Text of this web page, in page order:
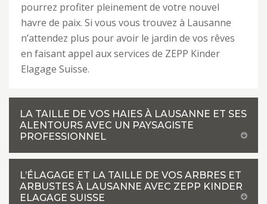
pourrez profiter pleinement de votre nouvel
havre de paix. Si vous vous trouvez à Lausanne
n’attendez plus pour avoir le jardin de vos rêves
en faisant appel aux services de ZEPP Kinder
Elagage Suisse.
LA TAILLE DE VOS HAIES À LAUSANNE ET SES
ALENTOURS AVEC UN PAYSAGISTE
PROFESSIONNEL
L’ÉLAGAGE ET LA TAILLE DE VOS ARBRES ET
ARBUSTES À LAUSANNE AVEC ZEPP KINDER
ELAGAGE SUISSE